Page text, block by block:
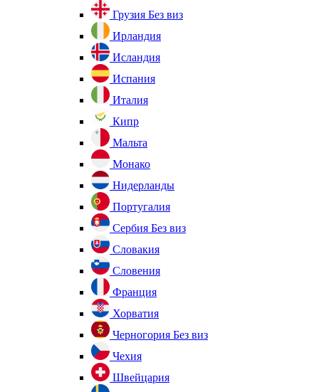
Грузия Без виз
Ирландия
Исландия
Испания
Италия
Кипр
Мальта
Монако
Нидерланды
Португалия
Сербия Без виз
Словакия
Словения
Франция
Хорватия
Черногория Без виз
Чехия
Швейцария